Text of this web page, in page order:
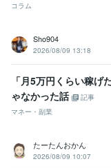
コラム
Sho904
2026/08/09 13:18
「月5万円くらい稼げ
ゃなかった話
記事
マネー・副業
たーたんおかん
2026/08/09 10:07